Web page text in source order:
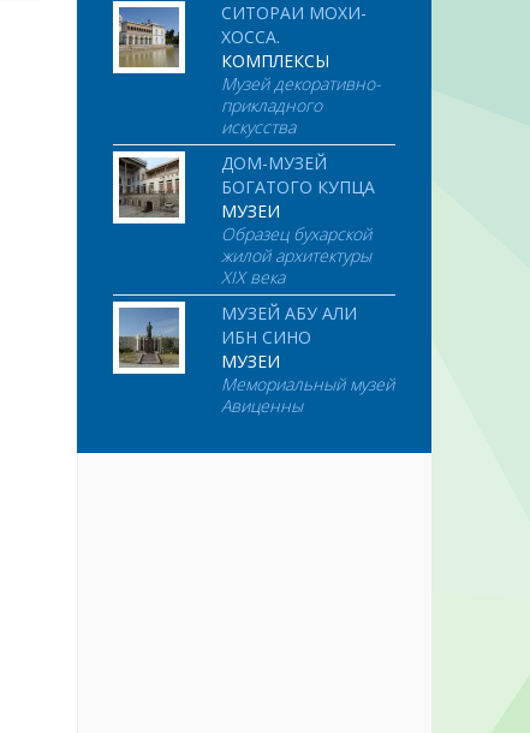
СИТОРАИ МОХИ-
ХОССА.
КОМПЛЕКСЫ
Музей декоративно-
прикладного
искусства
ДОМ-МУЗЕЙ
БОГАТОГО КУПЦА
МУЗЕИ
Образец бухарской
жилой архитектуры
XIX века
МУЗЕЙ АБУ АЛИ
ИБН СИНО
МУЗЕИ
Мемориальный музей
Авиценны